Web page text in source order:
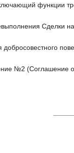
функции
Сделки
№2 (Соглашение о